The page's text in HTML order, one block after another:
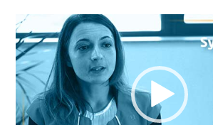
Lecteur
vidéo